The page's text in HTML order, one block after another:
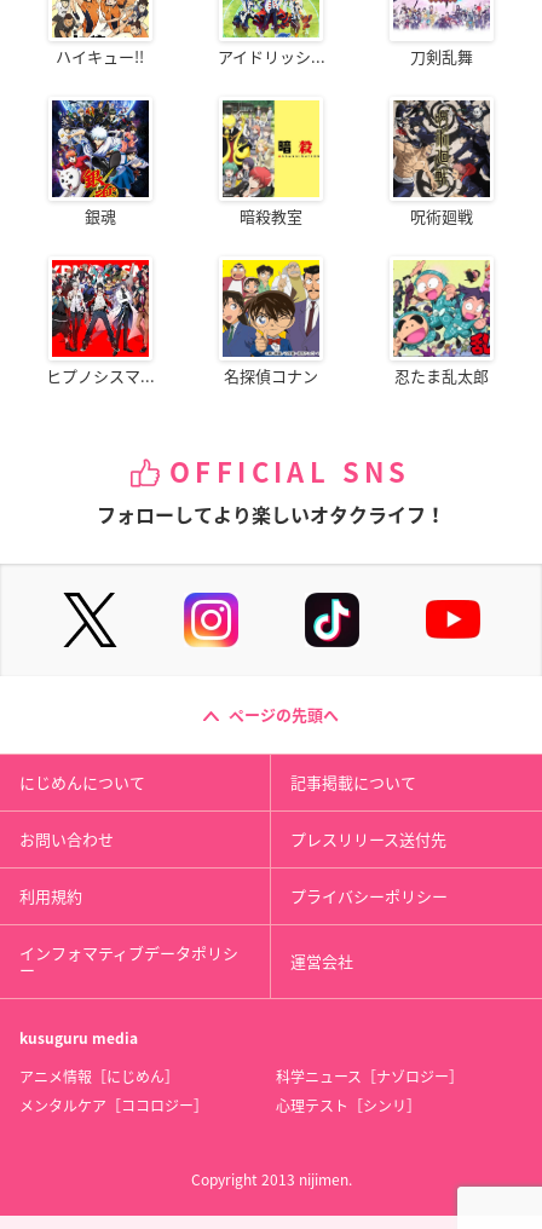
ハイキュー!! アイドリッシ... 刀剣乱舞
銀魂 暗殺教室 呪術廻戦
ヒプノシスマ... 名探偵コナン 忍たま乱太郎
OFFICIAL SNS
フォローしてより楽しいオタクライフ！
ページの先頭へ
にじめんについて 記事掲載について
お問い合わせ プレスリリース送付先
利用規約 プライバシーポリシー
インフォマティブデータポリシ
ー 運営会社
kusuguru media
アニメ情報［にじめん］
科学ニュース［ナゾロジー］
メンタルケア［ココロジー］
心理テスト［シンリ］
Copyright 2013 nijimen.